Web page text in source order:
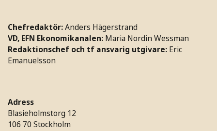
Chefredaktör:Anders Hägerstrand
VD, EFN Ekonomikanalen: Maria Nordin Wessman
Redaktionschef och tf ansvarig utgivare: Eric
Emanuelsson
Adress
Blasieholmstorg 12
106 70 Stockholm